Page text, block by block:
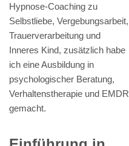
Hypnose-Coaching zu
Selbstliebe, Vergebungsarbeit,
Trauerverarbeitung und
Inneres Kind, zusätzlich habe
ich eine Ausbildung in
psychologischer Beratung,
Verhaltenstherapie und EMDR
gemacht.